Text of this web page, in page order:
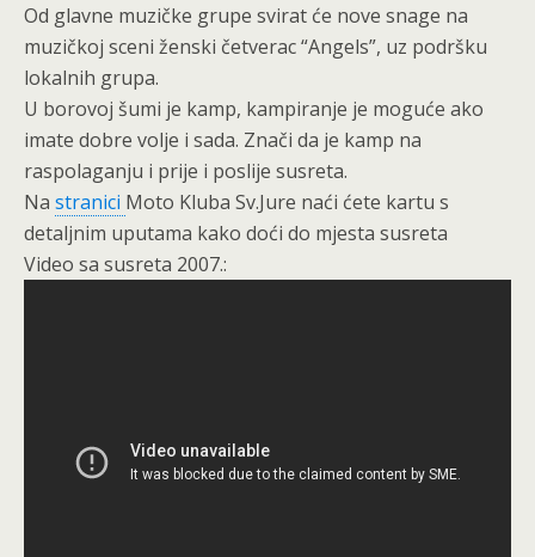
Od glavne muzičke grupe svirat će nove snage na
muzičkoj sceni ženski četverac “Angels”, uz podršku
lokalnih grupa.
U borovoj šumi je kamp, kampiranje je moguće ako
imate dobre volje i sada. Znači da je kamp na
raspolaganju i prije i poslije susreta.
Na stranici Moto Kluba Sv.Jure naći ćete kartu s
detaljnim uputama kako doći do mjesta susreta
Video sa susreta 2007.: